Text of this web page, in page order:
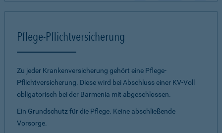
Pflege-Pflichtversicherung
Zu jeder Krankenversicherung gehört eine Pflege-
Pflichtversicherung. Diese wird bei Abschluss einer KV-Voll
obligatorisch bei der Barmenia mit abgeschlossen.
Ein Grundschutz für die Pflege. Keine abschließende
Vorsorge.